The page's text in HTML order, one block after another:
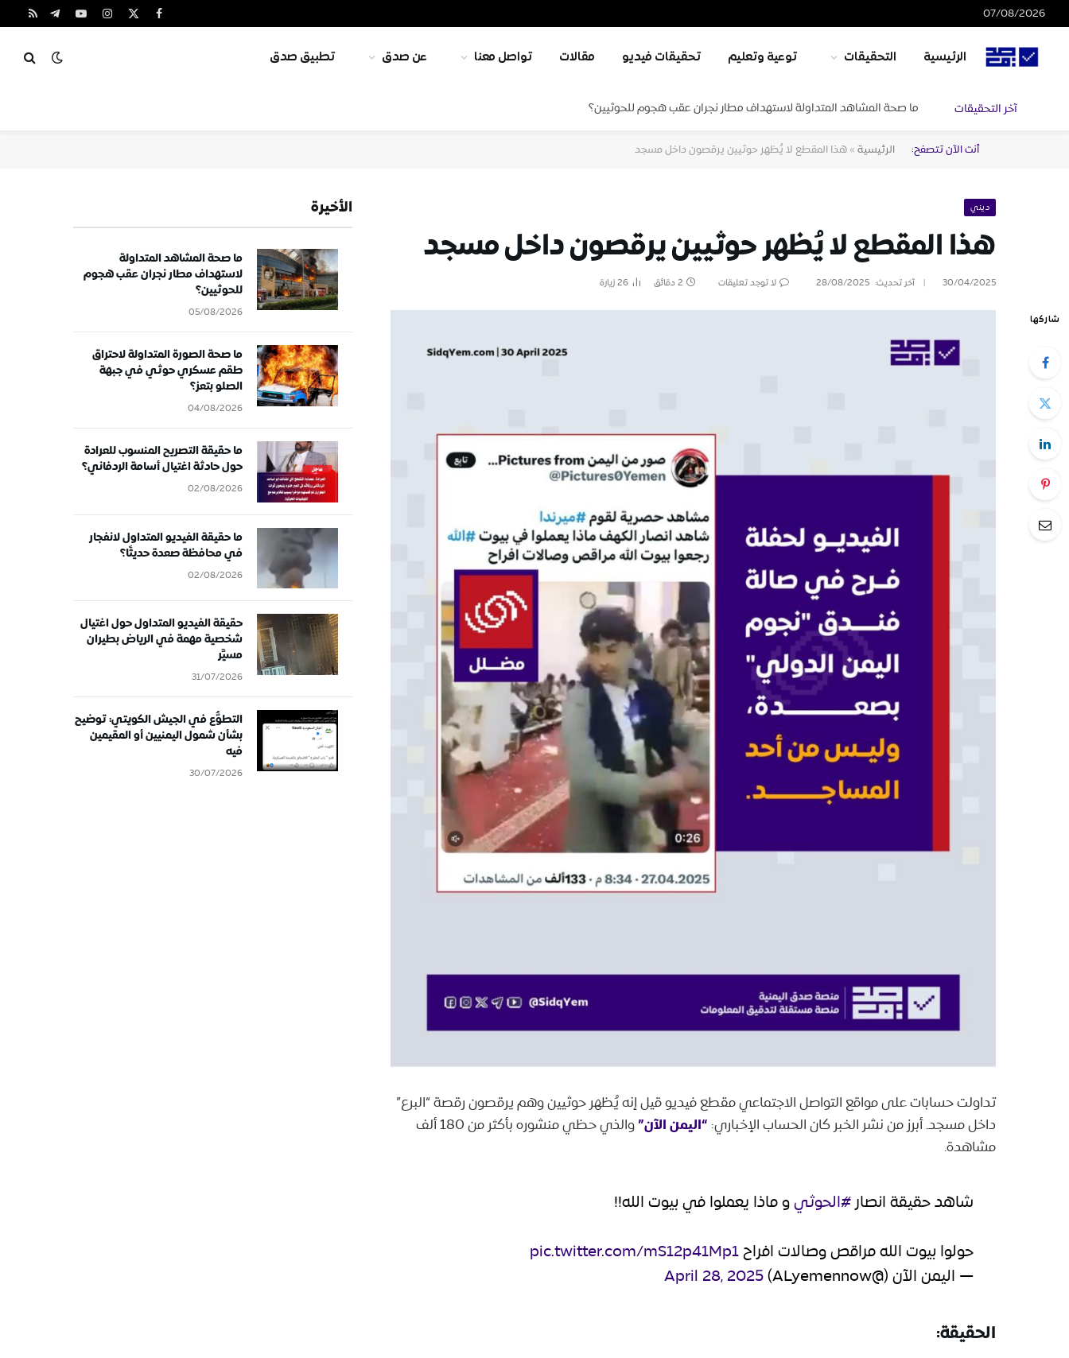
07/08/2026 فيسبوك
X
الانستغراميوتيوبتيلقرامRSS
الرئيسية التحقيقات توعية وتعليم تحقيقات فيديو مقالات تواصل معنا عن صدق تطبيق صدق
آخر التحقيقات ما صحة المشاهد المتداولة لاستهداف مطار نجران عقب هجوم للحوثيين؟
أنت الآن تتصفح: الرئيسية»هذا المقطع لا يُظهر حوثيين يرقصون داخل مسجد
ديني
هذا المقطع لا يُظهر حوثيين يرقصون داخل مسجد
30/04/2025 آخر تحديث: 28/08/2025 لا توجد تعليقات 2 دقائق 26زيارة
شاركها
تداولت حسابات على مواقع التواصل الاجتماعي مقطع فيديو قيل إنه يُظهر حوثيين وهم يرقصون رقصة “البرع”
داخل مسجد. أبرز من نشر الخبر كان الحساب الإخباري: “اليمن الآن”
والذي حظي منشوره بأكثر من 180 ألف
مشاهدة.
شاهد حقيقة انصار#الحوثيو ماذا يعملوا في بيوت الله!!
حولوا بيوت الله مراقص وصالات افراحpic.twitter.com/mS12p41Mp1
— اليمن الآن (@ALyemennow)
April 28, 2025
الحقيقة:
الأخيرة
ما صحة المشاهد المتداولة
لاستهداف مطار نجران عقب هجوم
للحوثيين؟
05/08/2026
ما صحة الصورة المتداولة لاحتراق
طقم عسكري حوثي في جبهة
الصلو بتعز؟
04/08/2026
ما حقيقة التصريح المنسوب للعرادة
حول حادثة اغتيال أسامة الردفاني؟
02/08/2026
ما حقيقة الفيديو المتداول لانفجار
في محافظة صعدة حديثًا؟
02/08/2026
حقيقة الفيديو المتداول حول اغتيال
شخصية مهمة في الرياض بطيران
مسيَّر
31/07/2026
التطوُّع في الجيش الكويتي: توضيح
بشأن شمول اليمنيين أو المقيمين
فيه
30/07/2026